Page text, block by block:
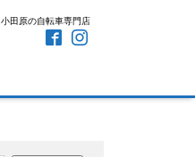
小田原の自転車専門店